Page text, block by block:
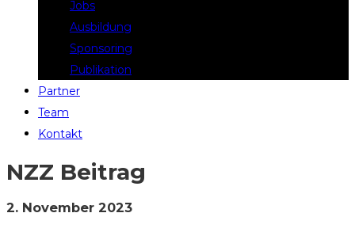
Jobs
Ausbildung
Sponsoring
Publikation
Partner
Team
Kontakt
NZZ Beitrag
2. November 2023